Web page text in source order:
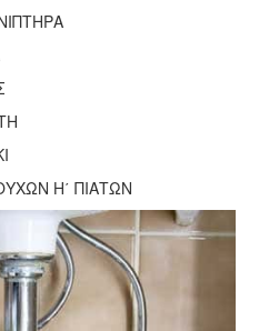
Η΄ ΠΙΑΤΩΝ